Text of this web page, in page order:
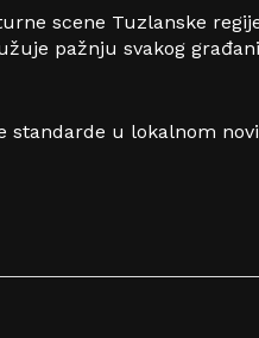
scene Tuzlanske
pažnju svakog
standarde u lokalnom